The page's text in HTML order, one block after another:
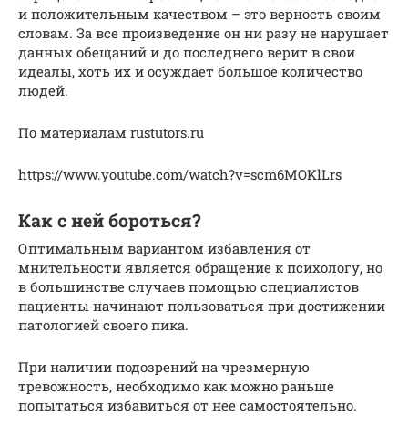
и положительным качеством – это верность своим
словам. За все произведение он ни разу не нарушает
данных обещаний и до последнего верит в свои
идеалы, хоть их и осуждает большое количество
людей.
По материалам rustutors.ru
https://www.youtube.com/watch?v=scm6MOKlLrs
Как с ней бороться?
Оптимальным вариантом избавления от
мнительности является обращение к психологу, но
в большинстве случаев помощью специалистов
пациенты начинают пользоваться при достижении
патологией своего пика.
При наличии подозрений на чрезмерную
тревожность, необходимо как можно раньше
попытаться избавиться от нее самостоятельно.